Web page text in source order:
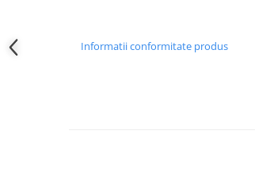
Bucatarie
Informatii conformitate produs